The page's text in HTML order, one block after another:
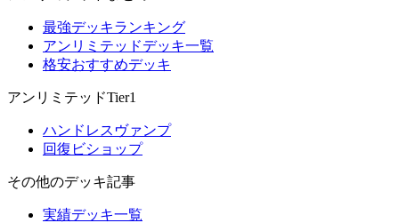
最強デッキランキング
アンリミテッドデッキ一覧
格安おすすめデッキ
アンリミテッドTier1
ハンドレスヴァンプ
回復ビショップ
その他のデッキ記事
実績デッキ一覧